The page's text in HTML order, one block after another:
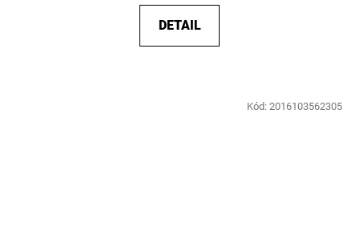
DETAIL
Kód: 2016103562305